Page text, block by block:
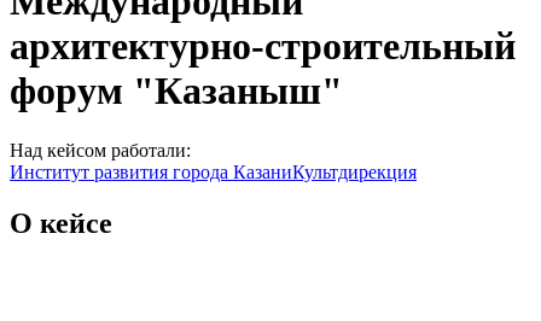
архитектурно-строительный
форум "Казаныш"
Над кейсом работали:
Институт развития города КазаниКультдирекция
О кейсе